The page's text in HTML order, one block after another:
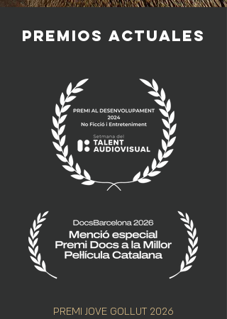
PREMIOS ACTUALES
PREMI JOVE GOLLUT 2026